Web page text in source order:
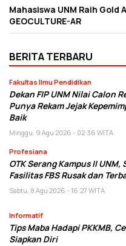
Mahasiswa UNM Raih Gold
GEOCULTURE-AR
BERITA TERBARU
Fakultas Ilmu Pendidikan
Dekan FIP UNM Nilai Calon
Punya Rekam Jejak
Baik
Minggu, 9 Agu 2026 - 02:36 WITA
Profesiana
OTK Serang Kampus II UNM,
Fasilitas FBS Rusak dan
Sabtu, 8 Agu 2026 - 16:27 WITA
Informatif
Tips Maba Hadapi PKKMB,
Siapkan Diri